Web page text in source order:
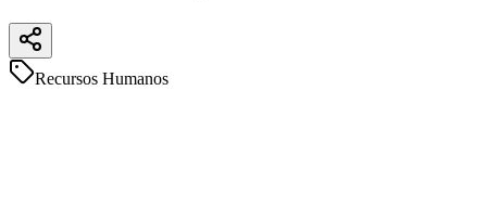
Recursos Humanos